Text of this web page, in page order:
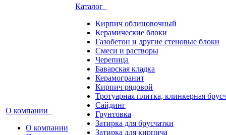
О компании
О компании
Каталог
Кирпич облицовочный
Керамические блоки
Газобетон и другие стеновые блоки
Смеси и растворы
Черепица
Баварская кладка
Керамогранит
Кирпич рядовой
Тротуарная плитка, клинкерная
Сайдинг
Грунтовка
Затирка для брусчатки
Затирка для кирпича